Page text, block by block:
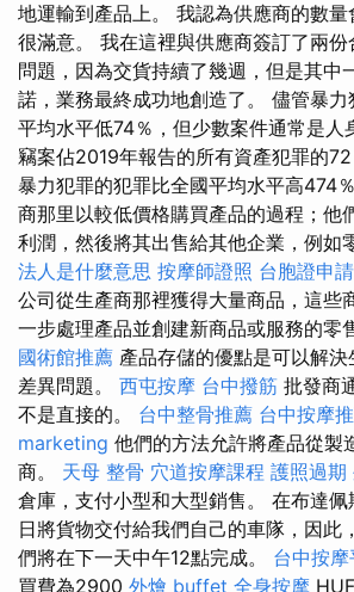
地運輸到產品上。 我認為供應商的數量
很滿意。 我在這裡與供應商簽訂了兩
問題，因為交貨持續了幾週，但是其中
諾，業務最終成功地創造了。 儘管暴
平均水平低74％，但少數案件通常是人
竊案佔2019年報告的所有資產犯罪的72
暴力犯罪的犯罪比全國平均水平高474
商那里以較低價格購買產品的過程；他
利潤，然後將其出售給其他企業，例如
法人是什麼意思 按摩師證照 台胞證申請
公司從生產商那裡獲得大量商品，這些
一步處理產品並創建新商品或服務的零
國術館推薦 產品存儲的優點是可以解
差異問題。 西屯按摩 台中撥筋 批發商
不是直接的。 台中整骨推薦 台中按摩
marketing 他們的方法允許將產品從製
商。 天母 整骨 穴道按摩課程 護照過期
倉庫，支付小型和大型銷售。 在布達
日將貨物交付給我們自己的車隊，因此
們將在下一天中午12點完成。 台中按
買費為2900 外燴 buffet 全身按摩